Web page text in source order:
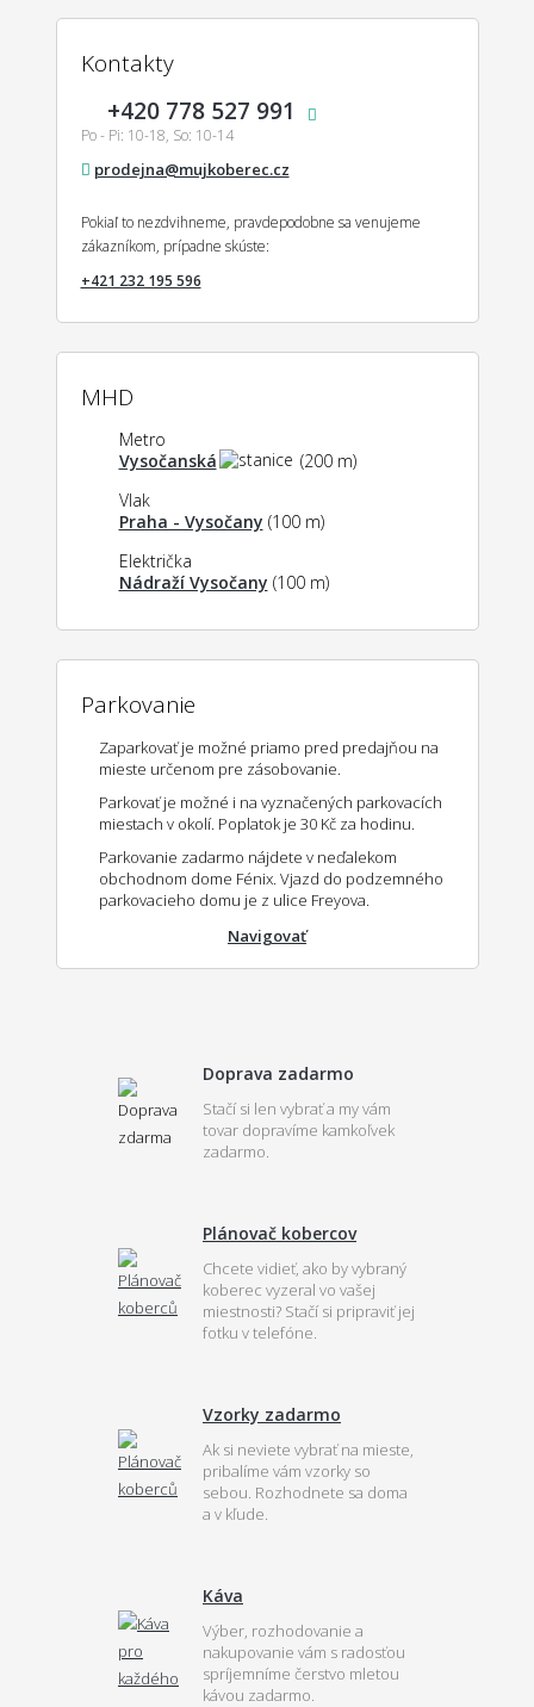
Kontakty
+420 778 527 991
Po - Pi: 10-18, So: 10-14
prodejna@mujkoberec.cz
Pokiaľ to nezdvihneme, pravdepodobne sa venujeme
zákazníkom, prípadne skúste:
+421 232 195 596
MHD
Metro
Vysočanská
(200 m)
Vlak
Praha - Vysočany (100 m)
Električka
Nádraží Vysočany (100 m)
Parkovanie
Zaparkovať je možné priamo pred predajňou na
mieste určenom pre zásobovanie.
Parkovať je možné i na vyznačených parkovacích
miestach v okolí. Poplatok je 30 Kč za hodinu.
Parkovanie zadarmo nájdete v neďalekom
obchodnom dome Fénix. Vjazd do podzemného
parkovacieho domu je z ulice Freyova.
Navigovať
Doprava zadarmo
Stačí si len vybrať a my vám
tovar dopravíme kamkoľvek
zadarmo.
Plánovač kobercov
Chcete vidieť, ako by vybraný
koberec vyzeral vo vašej
miestnosti? Stačí si pripraviť jej
fotku v telefóne.
Vzorky zadarmo
Ak si neviete vybrať na mieste,
pribalíme vám vzorky so
sebou. Rozhodnete sa doma
a v kľude.
Káva
Výber, rozhodovanie a
nakupovanie vám s radosťou
spríjemníme čerstvo mletou
kávou zadarmo.